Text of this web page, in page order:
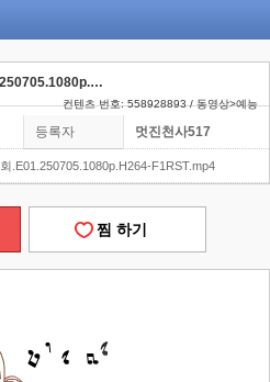
아임 써니 땡큐.첫회.E01.250705.1080p.H264-F1RST
컨텐츠 번호: 558928893 / 동영상>예능
등록자 멋진천사517
.E01.250705.1080p.H264-F1RST.mp4
찜 하기